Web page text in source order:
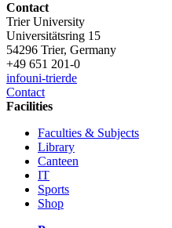
Contact
Trier University
Universitätsring 15
54296 Trier, Germany
+49 651 201-0
infouni-trierde
Contact
Facilities
Faculties & Subjects
Library
Canteen
IT
Sports
Shop